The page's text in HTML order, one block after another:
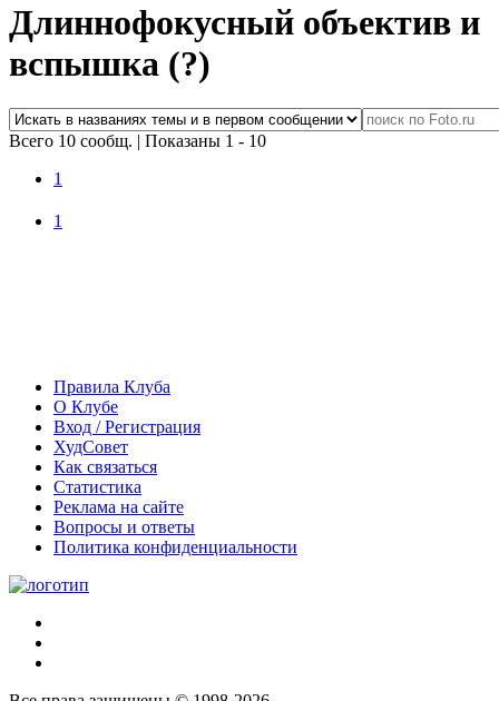
Длиннофокусный объектив и
вспышка (?)
Всего 10 сообщ. | Показаны 1 - 10
1
1
Правила Клуба
О Клубе
Вход / Регистрация
ХудСовет
Как связаться
Статистика
Реклама на сайте
Вопросы и ответы
Политика конфиденциальности